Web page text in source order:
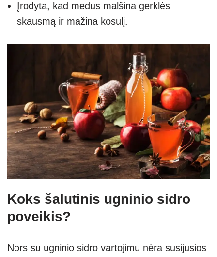
Įrodyta, kad medus malšina gerklės
skausmą ir mažina kosulį.
Koks šalutinis ugninio sidro
poveikis?
Nors su ugninio sidro vartojimu nėra susijusios